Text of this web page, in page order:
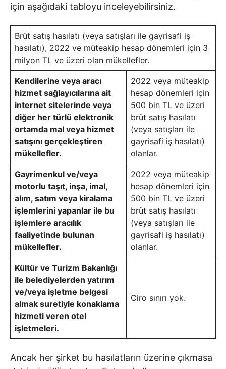
için aşağıdaki tabloyu inceleyebilirsiniz.
Brüt satış hasılatı (veya satışları ile gayrisafi iş
hasılatı), 2022 ve müteakip hesap dönemleri için 3
milyon TL ve üzeri olan mükellefler.
Kendilerine veya aracı
hizmet sağlayıcılarına ait
internet sitelerinde veya
diğer her türlü elektronik
ortamda mal veya hizmet
satışını gerçekleştiren
mükellefler.
2022 veya müteakip
hesap dönemleri için
500 bin TL ve üzeri
brüt satış hasılatı
(veya satışları ile
gayrisafi iş hasılatı)
olanlar.
Gayrimenkul ve/veya
motorlu taşıt, inşa, imal,
alım, satım veya kiralama
işlemlerini yapanlar ile bu
işlemlere aracılık
faaliyetinde bulunan
mükellefler.
2022 veya müteakip
hesap dönemleri için
500 bin TL ve üzeri
brüt satış hasılatı
(veya satışları ile
gayrisafi iş hasılatı)
olanlar.
Kültür ve Turizm Bakanlığı
ile belediyelerden yatırım
ve/veya işletme belgesi
almak suretiyle konaklama
hizmeti veren otel
işletmeleri.
Ciro sınırı yok.
Ancak her şirket bu hasılatların üzerine çıkmasa